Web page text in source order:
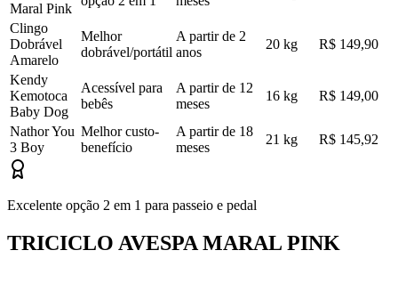
Maral Pink
Clingo
Dobrável
Amarelo
Melhor
dobrável/portátil
A partir de 2
anos
20 kg R$ 149,90
Kendy
Kemotoca
Baby Dog
Acessível para
bebês
A partir de 12
meses
16 kg R$ 149,00
Nathor You
3 Boy
Melhor custo-
benefício
A partir de 18
meses
21 kg R$ 145,92
Excelente opção 2 em 1 para passeio e pedal
TRICICLO AVESPA MARAL PINK